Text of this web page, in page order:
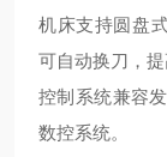
机床支持圆盘
可自动换刀，提
控制系统兼容
数控系统。